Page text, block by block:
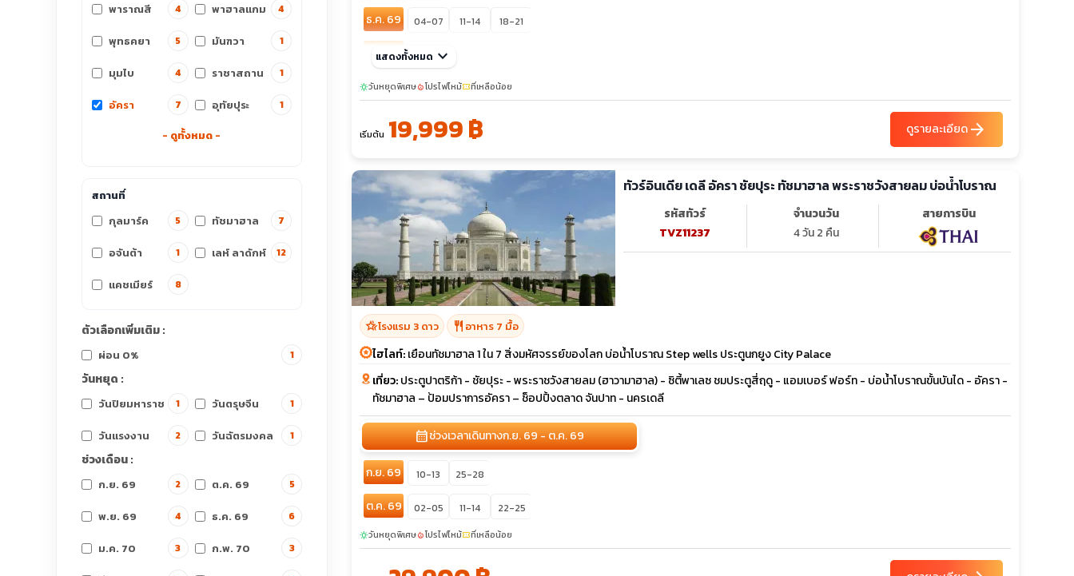
พาราณสี 4 พาฮาลแกม 4
พุทธคยา 5 มันฑวา 1
มุมไบ 4 ราชาสถาน 1
อัครา 7 อุทัยปุระ 1
- ดูทั้งหมด -
สถานที่
กุลมาร์ค
5 ทัชมาฮาล 7
อจันต้า 1 เลห์ ลาดักห์ 12
แคชเมียร์ 8
ตัวเลือกเพิ่มเติม :
ผ่อน 0% 1
วันหยุด :
วันปิยมหาราช 1 วันตรุษจีน 1
วันแรงงาน 2 วันฉัตรมงคล 1
ช่วงเดือน :
ก.ย. 69 2 ต.ค. 69 5
พ.ย. 69 4 ธ.ค. 69 6
ม.ค. 70 3 ก.พ. 70 3
ธ.ค. 69 04-07 11-14 18-21
ม.ค. 70 22-25
ก.พ. 70 12-15 19-22
มี.ค. 70 05-08 12-15
แสดงทั้งหมด keyboard_arrow_down
sunnyวันหยุดพิเศษlocal_fire_departmentโปรไฟไหม้confirmation_numberที่เหลือน้อย
เริ่มต้น 19,999 ฿ ดูรายละเอียดarrow_forward
ทัวร์อินเดีย เดลี อัครา ชัยปุระ ทัชมาฮาล พระราชวังสายลม บ่อน้ำโบราณ
รหัสทัวร์
TVZ11237
จำนวนวัน
4 วัน 2 คืน
สายการบิน
hotel_classโรงแรม 3 ดาว restaurant อาหาร 7 มื้อ
ไฮไลท์:เยือนทัชมาฮาล 1 ใน 7 สิ่งมหัศจรรย์ของโลก บ่อน้ำโบราณ Step wells ประตูนกยูง City Palace
เที่ยว:ประตูปาตริก้า - ชัยปุระ - พระราชวังสายลม (ฮาวามาฮาล) - ซิตี้พาเลซ ชมประตูสี่ฤดู - แอมเบอร์ ฟอร์ท - บ่อน้ำโบราณขั้นบันได - อัครา -
ทัชมาฮาล – ป้อมปราการอัครา – ช็อปปิ้งตลาด จันปาท - นครเดลี
calendar_monthช่วงเวลาเดินทางก.ย. 69 - ต.ค. 69
ก.ย. 69 10-13 25-28
ต.ค. 69 02-05 11-14 22-25
sunnyวันหยุดพิเศษlocal_fire_departmentโปรไฟไหม้confirmation_numberที่เหลือน้อย